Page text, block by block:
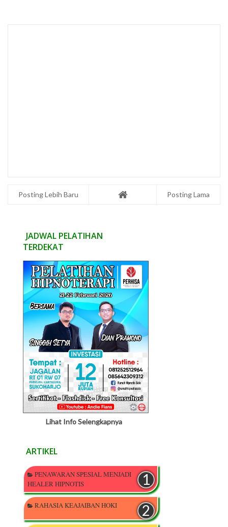
Posting Lebih Baru Posting Lama
JADWAL PELATIHAN
TERDEKAT
Lihat Info Selengkapnya
ARTIKEL
PENAWARAN SPESIAL MENJADI
HEALER HIPNOTIS
RAHASIA KEAJAIBAN HOKI